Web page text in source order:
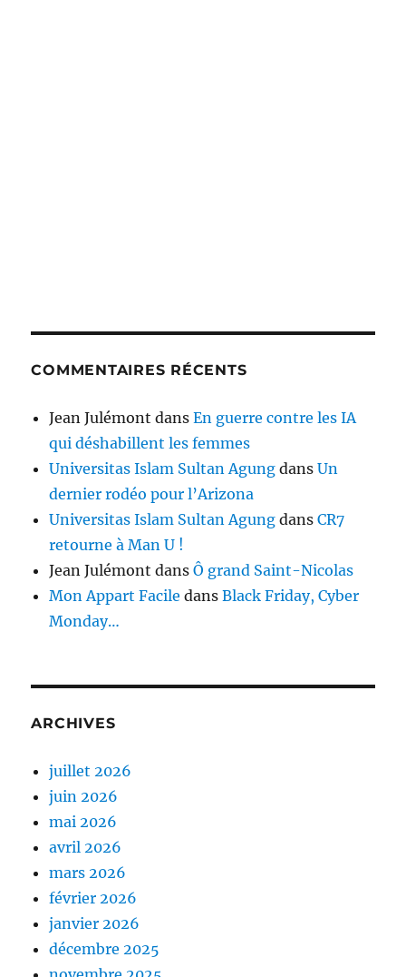
COMMENTAIRES RÉCENTS
Jean Julémont dansEn guerre contre les IA
qui déshabillent les femmes
Universitas Islam Sultan Agung dansUn
dernier rodéo pour l’Arizona
Universitas Islam Sultan Agung dansCR7
retourne à Man U !
Jean Julémont dansÔ grand Saint-Nicolas
Mon Appart Facile dansBlack Friday, Cyber
Monday…
ARCHIVES
juillet 2026
juin 2026
mai 2026
avril 2026
mars 2026
février 2026
janvier 2026
décembre 2025